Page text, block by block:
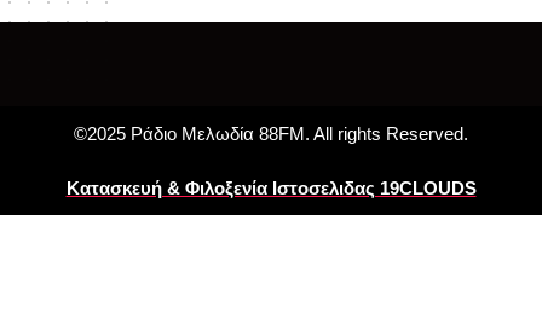
©2025 Ράδιο Μελωδία 88FM. All rights Reserved.
Κατασκευή & Φιλοξενία Ιστοσελιδας 19CLOUDS